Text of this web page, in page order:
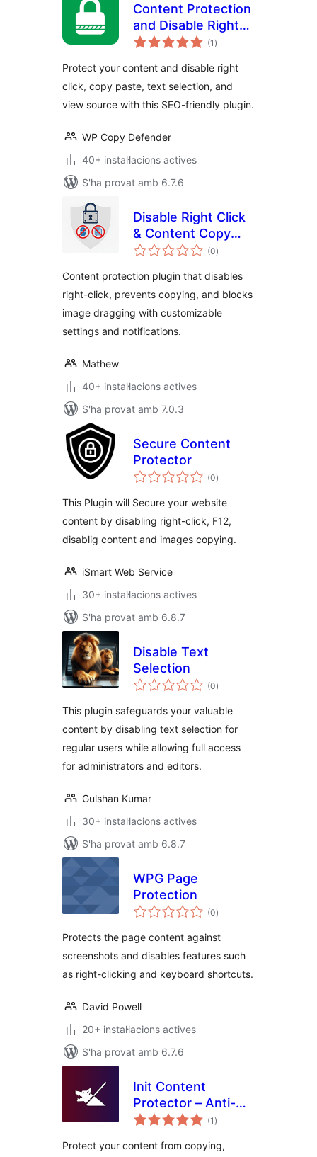
Content Protection
and Disable Right
Click
(1 puntuacions
totals
)
Protect your content and disable right
click, copy paste, text selection, and
view source with this SEO-friendly plugin.
WP Copy Defender
40+ instal·lacions actives
S'ha provat amb 6.7.6
Disable Right Click
& Content Copy
Protection
(0puntuacions
totals
)
Content protection plugin that disables
right-click, prevents copying, and blocks
image dragging with customizable
settings and notifications.
Mathew
40+ instal·lacions actives
S'ha provat amb 7.0.3
Secure Content
Protector
(0puntuacions
totals
)
This Plugin will Secure your website
content by disabling right-click, F12,
disablig content and images copying.
iSmart Web Service
30+ instal·lacions actives
S'ha provat amb 6.8.7
Disable Text
Selection
(0puntuacions
totals
)
This plugin safeguards your valuable
content by disabling text selection for
regular users while allowing full access
for administrators and editors.
Gulshan Kumar
30+ instal·lacions actives
S'ha provat amb 6.8.7
WPG Page
Protection
(0puntuacions
totals
)
Protects the page content against
screenshots and disables features such
as right-clicking and keyboard shortcuts.
David Powell
20+ instal·lacions actives
S'ha provat amb 6.7.6
Init Content
Protector – Anti-
Copy, Anti-Scrape,
(1 puntuacions
totals
)
Protect your content from copying,